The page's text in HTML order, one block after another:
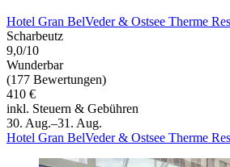
Hotel Gran BelVeder & Ostsee Therme
Scharbeutz
9,0/10
Wunderbar
(177 Bewertungen)
410 €
inkl. Steuern & Gebühren
30. Aug.–31. Aug.
Hotel Gran BelVeder & Ostsee Therme